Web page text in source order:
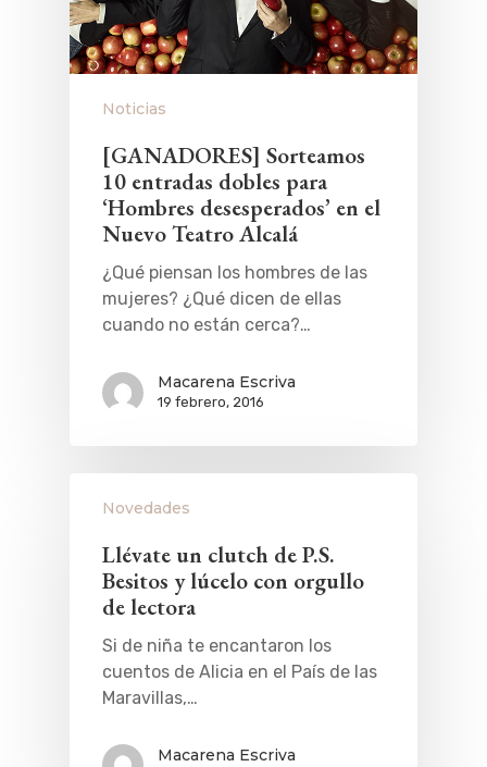
Noticias
[GANADORES] Sorteamos
10 entradas dobles para
‘Hombres desesperados’ en el
Nuevo Teatro Alcalá
¿Qué piensan los hombres de las
mujeres? ¿Qué dicen de ellas
cuando no están cerca?…
Macarena Escriva
19 febrero, 2016
Novedades
Llévate un clutch de P.S.
Besitos y lúcelo con orgullo
de lectora
Si de niña te encantaron los
cuentos de Alicia en el País de las
Maravillas,…
Macarena Escriva